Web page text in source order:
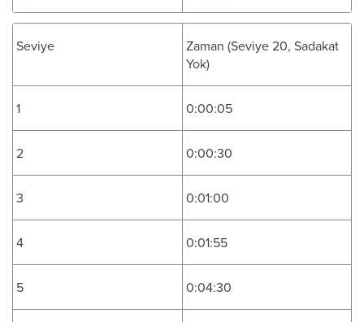
Seviye
Zaman (Seviye 20, Sadakat
Yok)
1 0:00:05
2 0:00:30
3 0:01:00
4 0:01:55
5 0:04:30